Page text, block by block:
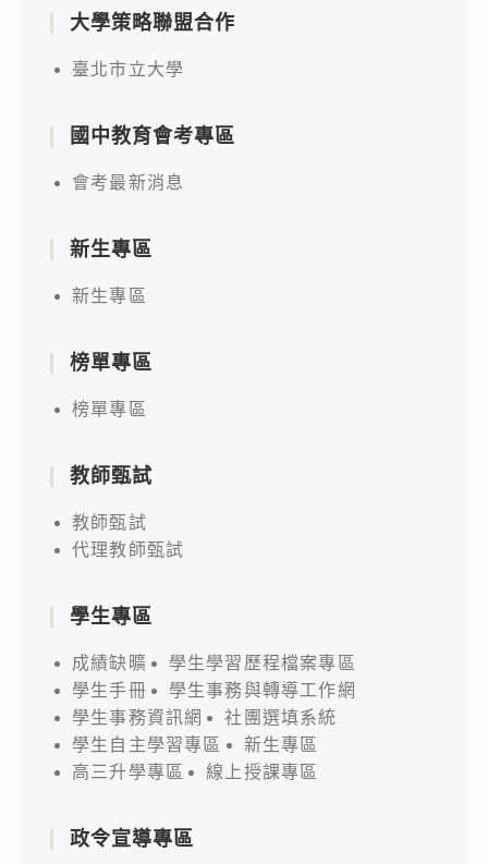
大學策略聯盟合作
臺北市立大學
國中教育會考專區
會考最新消息
新生專區
新生專區
榜單專區
榜單專區
教師甄試
教師甄試
代理教師甄試
學生專區
成績缺曠
學生學習歷程檔案專區
學生手冊
學生事務與轉導工作網
學生事務資訊網
社團選填系統
學生自主學習專區
新生專區
高三升學專區
線上授課專區
政令宣導專區